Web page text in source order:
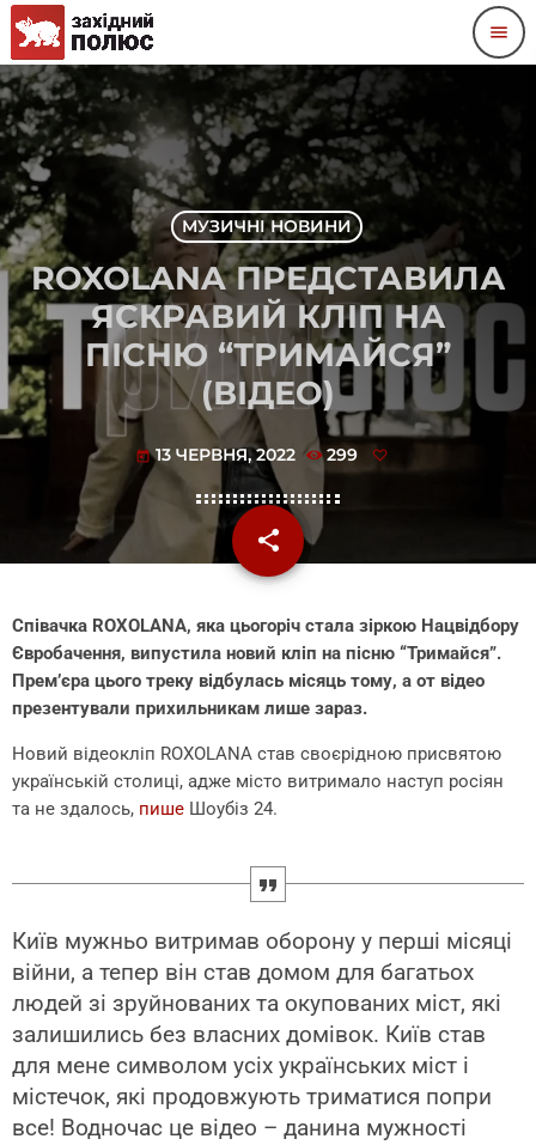
menu
МУЗИЧНІ НОВИНИ
ROXOLANA ПРЕДСТАВИЛА
ЯСКРАВИЙ КЛІП НА
ПІСНЮ “ТРИМАЙСЯ”
(ВІДЕО)
today 13 ЧЕРВНЯ, 2022 299
share
email
Співачка ROXOLANA, яка цьогоріч стала зіркою Нацвідбору
Євробачення, випустила новий кліп на пісню “Тримайся”.
Прем’єра цього треку відбулась місяць тому, а от відео
презентували прихильникам лише зараз.
Новий відеокліп ROXOLANA став своєрідною присвятою
українській столиці, адже місто витримало наступ росіян
та не здалось, пише Шоубіз 24.
Київ мужньо витримав оборону у перші місяці
війни, а тепер він став домом для багатьох
людей зі зруйнованих та окупованих міст, які
залишились без власних домівок. Київ став
для мене символом усіх українських міст і
містечок, які продовжують триматися попри
все! Водночас це відео – данина мужності